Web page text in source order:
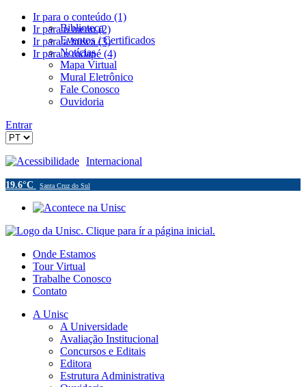
Ir para o conteúdo (1)
Ir para o menu (2)
Ir para a busca (3)
Ir para o rodapé (4)
Biblioteca
Eventos / Certificados
Notícias
Mapa Virtual
Mural Eletrônico
Fale Conosco
Ouvidoria
Entrar
Acessibilidade Internacional
19.6°C Santa Cruz do Sul
Onde Estamos
Tour Virtual
Trabalhe Conosco
Contato
A Unisc
A Universidade
Avaliação Institucional
Concursos e Editais
Editora
Estrutura Administrativa